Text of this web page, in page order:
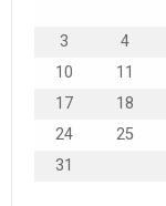
3
4
10
11
17
18
24
25
31